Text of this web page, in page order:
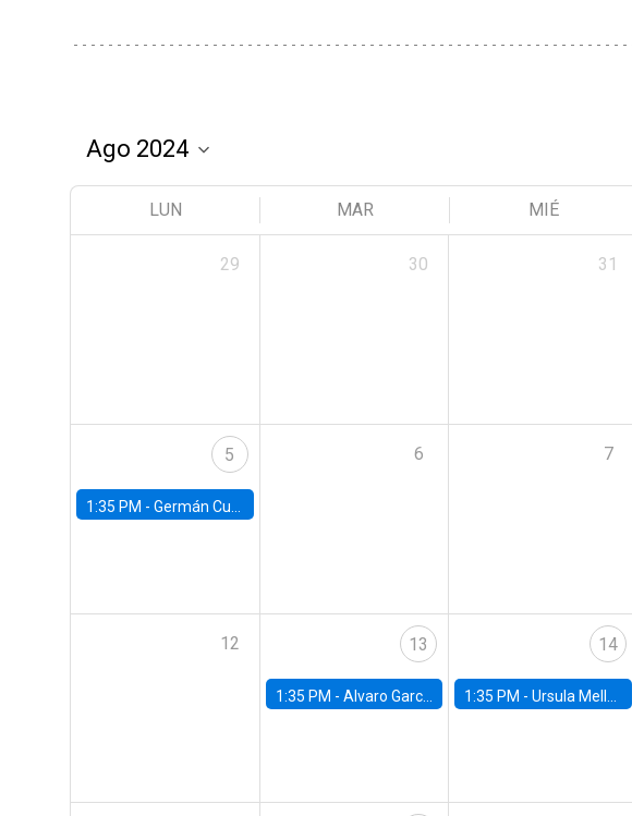
LUN MAR MIÉ
29 30 31
5
1:35 PM - Germán Cubas, University of Houston
6 7
12 13
1:35 PM - Alvaro Garcia-Marin, Universidad de Los Andes
14
1:35 PM -Ursula Mello, Insper - Institute of Education and Research